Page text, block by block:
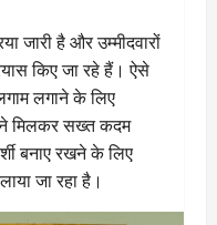
जारी है और उम्मीदवारों
किए जा रहे हैं। ऐसे
लगाने के लिए
मिलकर सख्त कदम
बनाए रखने के लिए
जा रहा है।